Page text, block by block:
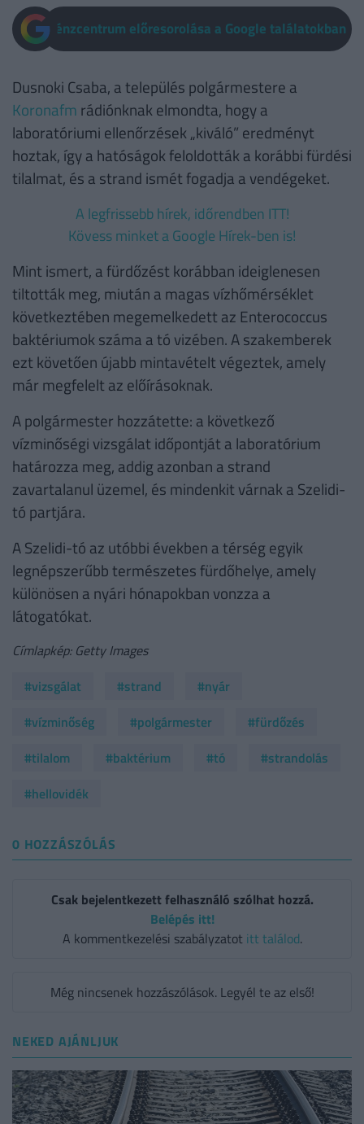
Pénzcentrum előresorolása a Google találatokban
Dusnoki Csaba, a település polgármestere a
Koronafm rádiónknak elmondta, hogy a
laboratóriumi ellenőrzések „kiváló” eredményt
hoztak, így a hatóságok feloldották a korábbi fürdési
tilalmat, és a strand ismét fogadja a vendégeket.
A legfrissebb hírek, időrendben ITT!
Kövess minket a Google Hírek-ben is!
Mint ismert, a fürdőzést korábban ideiglenesen
tiltották meg, miután a magas vízhőmérséklet
következtében megemelkedett az Enterococcus
baktériumok száma a tó vizében. A szakemberek
ezt követően újabb mintavételt végeztek, amely
már megfelelt az előírásoknak.
A polgármester hozzátette: a következő
vízminőségi vizsgálat időpontját a laboratórium
határozza meg, addig azonban a strand
zavartalanul üzemel, és mindenkit várnak a Szelidi-
tó partjára.
A Szelidi-tó az utóbbi években a térség egyik
legnépszerűbb természetes fürdőhelye, amely
különösen a nyári hónapokban vonzza a
látogatókat.
Címlapkép: Getty Images
#vizsgálat
#strand
#nyár
#vízminőség
#polgármester
#fürdőzés
#tilalom
#baktérium #tó
#strandolás
#hellovidék
0 HOZZÁSZÓLÁS
Csak bejelentkezett felhasználó szólhat hozzá.
Belépés itt!
A kommentkezelési szabályzatot itt találod.
Még nincsenek hozzászólások. Legyél te az első!
NEKED AJÁNLJUK